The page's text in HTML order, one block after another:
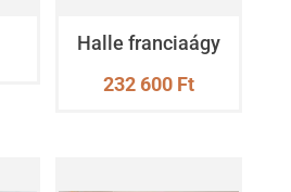
Halle franciaágy
232 600 Ft